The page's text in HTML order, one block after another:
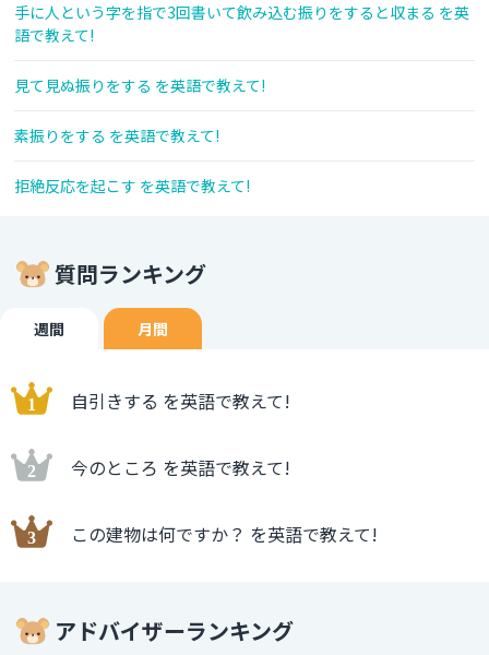
手に人という字を指で3回書いて飲み込む振りをすると収まる を英
語で教えて!
見て見ぬ振りをする を英語で教えて!
素振りをする を英語で教えて!
拒絶反応を起こす を英語で教えて!
質問ランキング
週間 月間
自引きする を英語で教えて!
今のところ を英語で教えて!
この建物は何ですか？ を英語で教えて!
アドバイザーランキング